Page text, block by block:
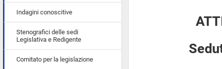
Indagini conoscitive
Stenografici delle sedi
Legislativa e Redigente
Comitato per la legislazione